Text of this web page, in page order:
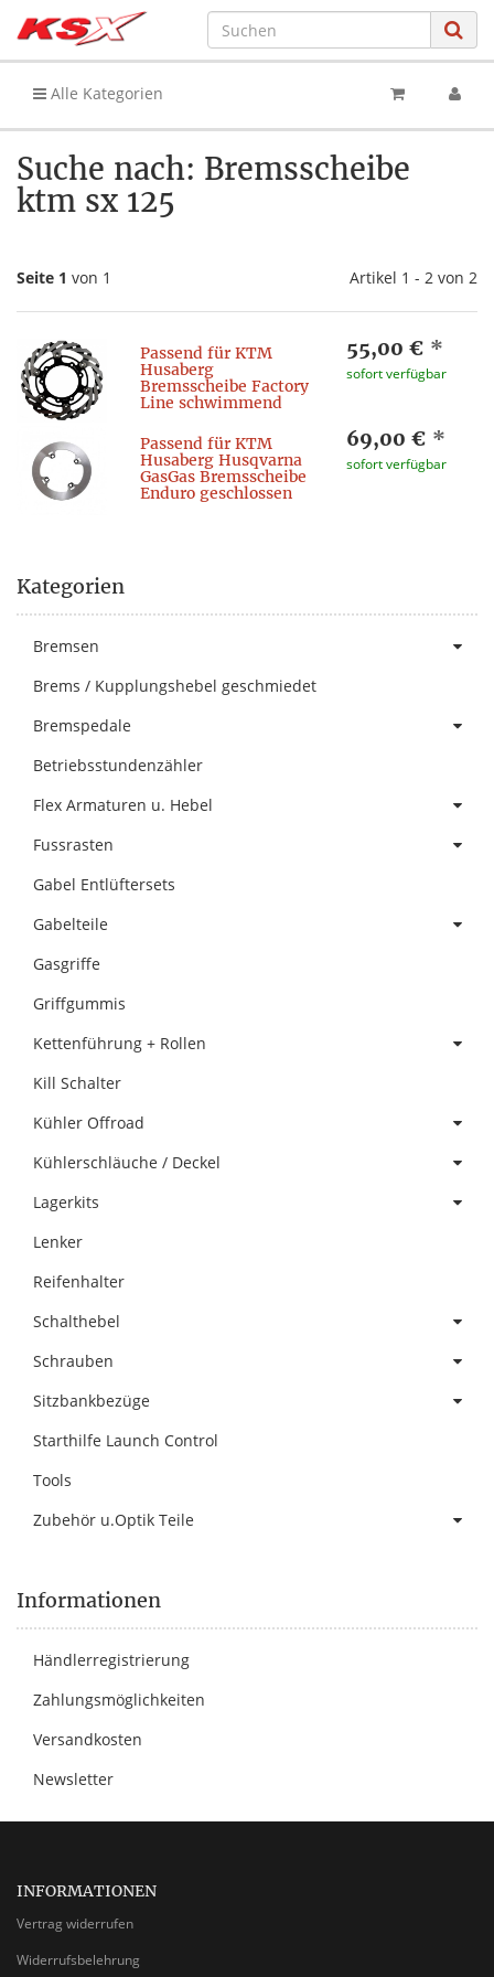
Alle Kategorien
Suche nach: Bremsscheibe
ktm sx 125
Seite 1 von 1 Artikel 1 - 2 von 2
Passend für KTM
Husaberg
Bremsscheibe Factory
Line schwimmend
55,00 € *
sofort verfügbar
Passend für KTM
Husaberg Husqvarna
GasGas Bremsscheibe
Enduro geschlossen
69,00 € *
sofort verfügbar
Kategorien
Bremsen
Brems / Kupplungshebel geschmiedet
Bremspedale
Betriebsstundenzähler
Flex Armaturen u. Hebel
Fussrasten
Gabel Entlüftersets
Gabelteile
Gasgriffe
Griffgummis
Kettenführung + Rollen
Kill Schalter
Kühler Offroad
Kühlerschläuche / Deckel
Lagerkits
Lenker
Reifenhalter
Schalthebel
Schrauben
Sitzbankbezüge
Starthilfe Launch Control
Tools
Zubehör u.Optik Teile
Informationen
Händlerregistrierung
Zahlungsmöglichkeiten
Versandkosten
Newsletter
INFORMATIONEN
Vertrag widerrufen
Widerrufsbelehrung